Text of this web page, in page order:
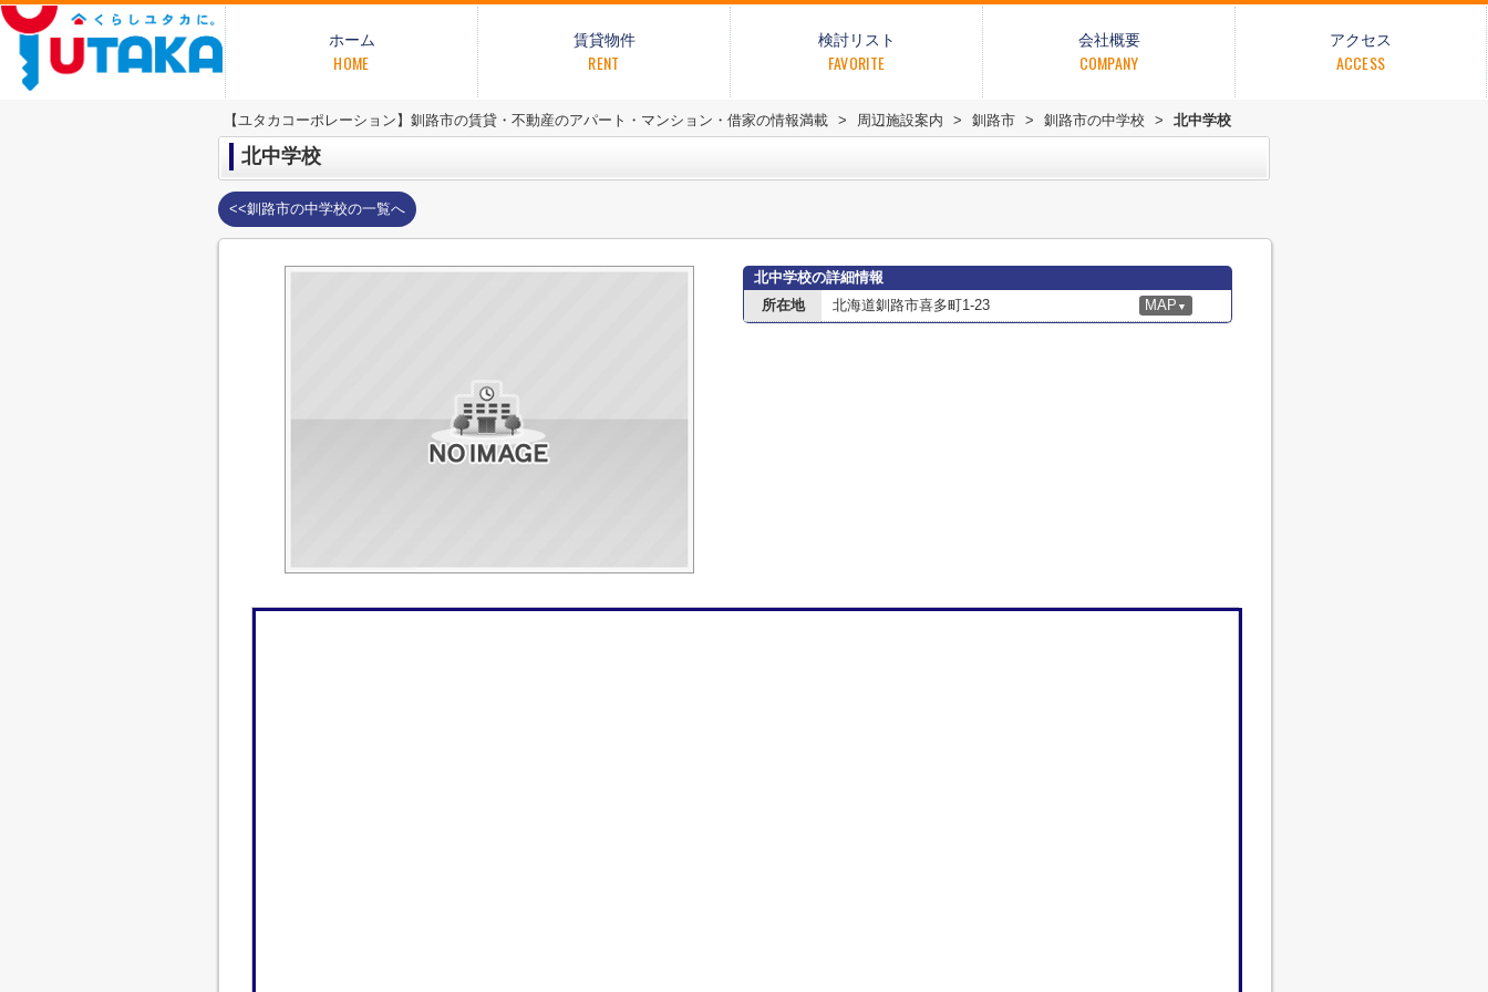
ホーム
HOME
賃貸物件
RENT
検討リスト
FAVORITE
会社概要
COMPANY
アクセス
ACCESS
【ユタカコーポレーション】釧路市の賃貸・不動産のアパート・マンション・借家の情報満載 > 周辺施設案内 > 釧路市 > 釧路市の中学校 > 北中学校
北中学校
<<釧路市の中学校の一覧へ
北中学校の詳細情報
所在地
北海道釧路市喜多町1-23 MAP ▼